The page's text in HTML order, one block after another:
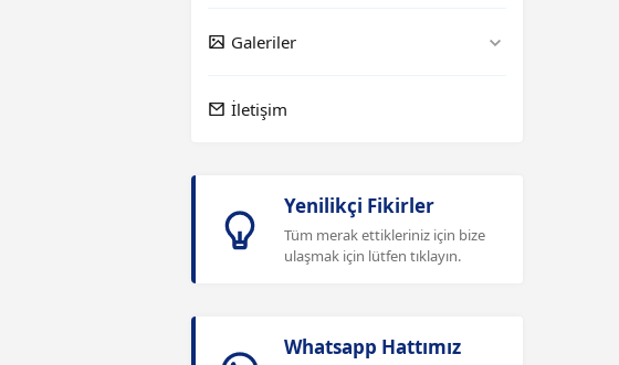
Galeriler
İletişim
Yenilikçi Fikirler
Tüm merak ettikleriniz için bize
ulaşmak için lütfen tıklayın.
Whatsapp Hattımız